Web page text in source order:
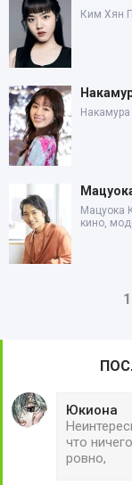
Ким Хян
Накамура
Мацуока
кино,
Юкиона
что
ровно,